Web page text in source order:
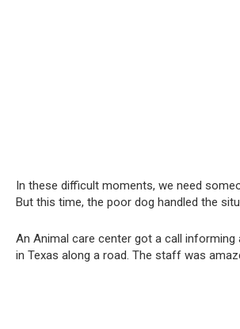
In these difficult moments, we need
But this time, the poor dog handled the
An Animal care center got a call informing
in Texas along a road. The staff was